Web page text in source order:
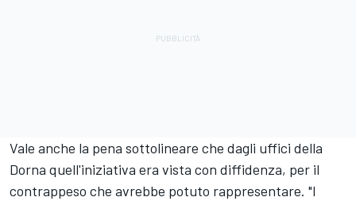
Vale anche la pena sottolineare che dagli uffici della
Dorna quell'iniziativa era vista con diffidenza, per il
contrappeso che avrebbe potuto rappresentare. "I